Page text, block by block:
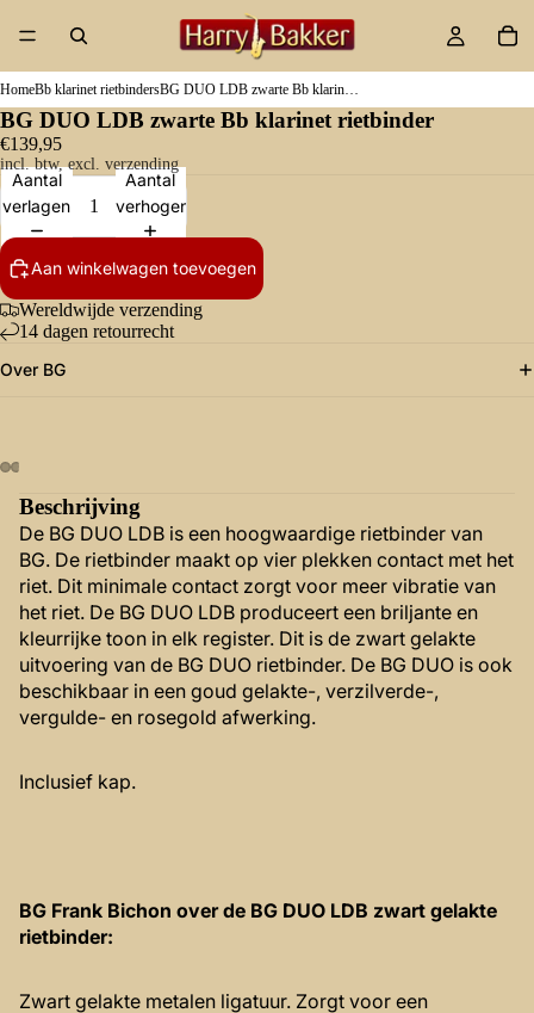
HomeBb klarinet rietbinders BG DUO LDB zwarte Bb klarinet rietbinder
BG DUO LDB zwarte Bb klarinet rietbinder
€139,95
incl. btw, excl. verzending
Aantal
verlagen
Aantal
verhogen
Aan winkelwagen toevoegen
Wereldwijde verzending
14 dagen retourrecht
Over BG
Beschrijving
De BG DUO LDB is een hoogwaardige rietbinder van
BG. De rietbinder maakt op vier plekken contact met het
riet. Dit minimale contact zorgt voor meer vibratie van
het riet. De BG DUO LDB produceert een briljante en
kleurrijke toon in elk register. Dit is de zwart gelakte
uitvoering van de BG DUO rietbinder. De BG DUO is ook
beschikbaar in een goud gelakte-, verzilverde-,
vergulde- en rosegold afwerking.
Inclusief kap.
BG Frank Bichon over de BG DUO LDB zwart gelakte
rietbinder:
Zwart gelakte metalen ligatuur. Zorgt voor een